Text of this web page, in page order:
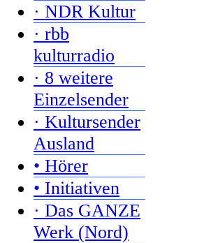
· NDR Kultur
· rbb
kulturradio
· 8 weitere
Einzelsender
· Kultursender
Ausland
• Hörer
• Initiativen
· Das GANZE
Werk (Nord)